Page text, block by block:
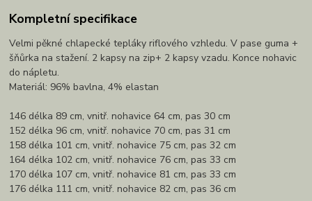
Kompletní specifikace
Velmi pěkné chlapecké tepláky riflového vzhledu. V pase guma +
šňůrka na stažení. 2 kapsy na zip+ 2 kapsy vzadu. Konce nohavic
do nápletu.
Materiál: 96% bavlna, 4% elastan
146 délka 89 cm, vnitř. nohavice 64 cm, pas 30 cm
152 délka 96 cm, vnitř. nohavice 70 cm, pas 31 cm
158 délka 101 cm, vnitř. nohavice 75 cm, pas 32 cm
164 délka 102 cm, vnitř. nohavice 76 cm, pas 33 cm
170 délka 107 cm, vnitř. nohavice 81 cm, pas 33 cm
176 délka 111 cm, vnitř. nohavice 82 cm, pas 36 cm